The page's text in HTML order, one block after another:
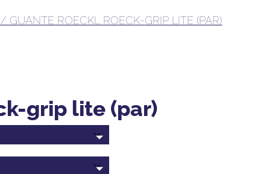
/ GUANTE ROECKL ROECK-GRIP LITE (PAR)
grip lite (par)